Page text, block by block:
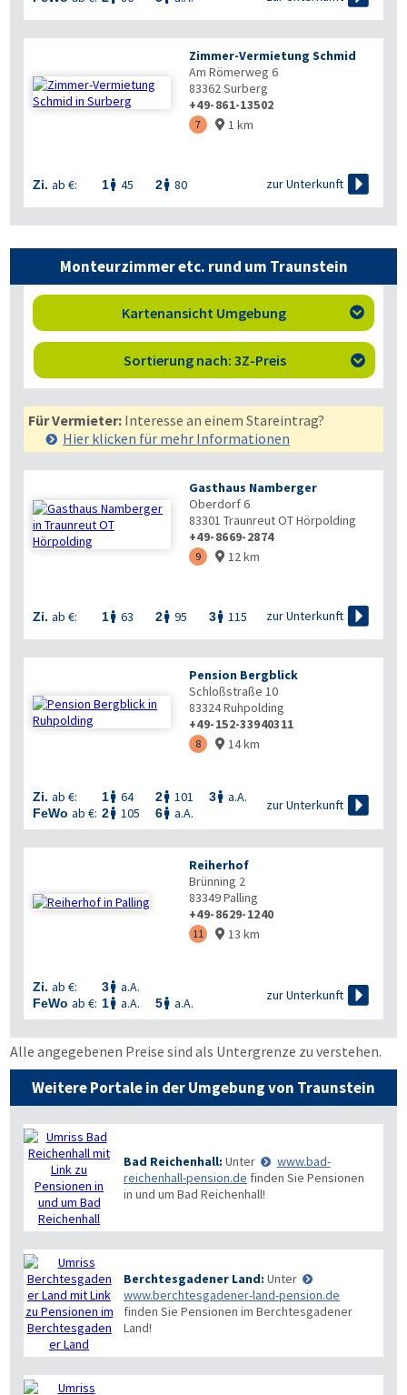
Zimmer-Vermietung Schmid
Am Römerweg 6
83362Surberg
+49-861-13502
7  1 km
Zi. ab €: 1 45 2 80 zur Unterkunft 
Monteurzimmer etc. rund um Traunstein
Kartenansicht Umgebung 
Sortierung nach: 3Z-Preis 
Für Vermieter: Interesse an einem Stareintrag?
Hier klicken für mehr Informationen
Gasthaus Namberger
Oberdorf 6
83301 Traunreut OT Hörpolding
+49-8669-2874
9  12 km
Zi. ab €: 1 63 2 95 3 115 zur Unterkunft 
Pension Bergblick
Schloßstraße 10
83324Ruhpolding
+49-152-33940311
8  14 km
Zi. ab €: 1 64 2 101 3 a.A.
FeWo ab €: 2 105 6 a.A.
zur Unterkunft 
Reiherhof
Brünning 2
83349Palling
+49-8629-1240
11  13 km
Zi. ab €: 3 a.A.
FeWo ab €: 1 a.A. 5 a.A.
zur Unterkunft 
Alle angegebenen Preise sind als Untergrenze zu verstehen.
Weitere Portale in der Umgebung von Traunstein
Bad Reichenhall: Unter
www.bad-
reichenhall-pension.de finden Sie Pensionen
in und um Bad Reichenhall!
Berchtesgadener Land: Unter
www.berchtesgadener-land-pension.de
finden Sie Pensionen im Berchtesgadener
Land!